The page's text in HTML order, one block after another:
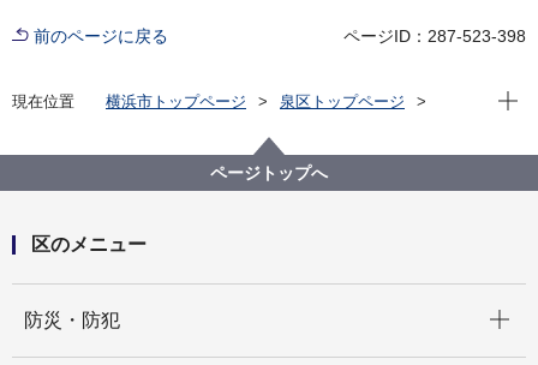
前のページに戻る ページID：287-523-398
現在位置 横浜市トップページ
泉区トップページ
写真で綴る泉区 区役所所蔵写真紹介
写真で綴る泉区 区役所所蔵写真紹介
現在
ページトップへ
区のメニュー
防災・防犯